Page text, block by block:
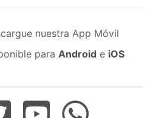
nuestra App Móvil
para Android e iOS